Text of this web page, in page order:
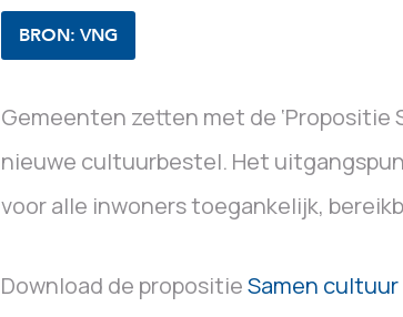
BRON: VNG
Gemeenten zetten met de ‘Propositie
nieuwe cultuurbestel. Het
voor alle inwoners toegankelijk,
Download de propositieSamen cultuur